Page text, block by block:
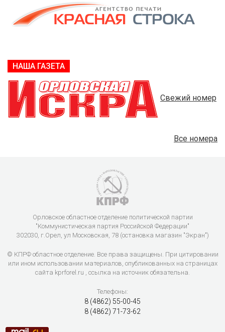
НАША ГАЗЕТА
Свежий номер
Все номера
Орловское областное отделение политической партии
"Коммунистическая партия Российской Федерации"
302030, г.Орел, ул Московская, 78 (остановка магазин "Экран")
© КПРФ областное отделение. Все права защищены. При цитировании
или ином использовании материалов, опубликованных на страницах
сайта kprforel.ru , ссылка на источник обязательна.
Телефоны:
8 (4862) 55-00-45
8 (4862) 71-73-62